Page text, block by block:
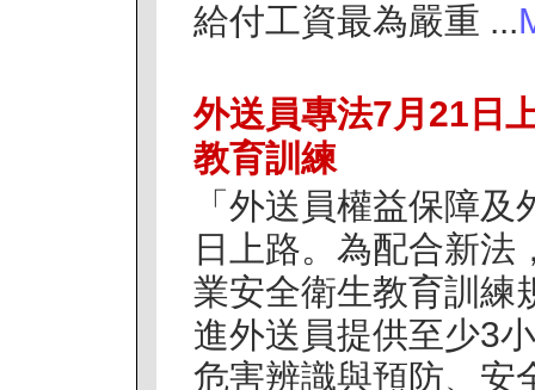
給付工資最為嚴重 ...
外送員專法7月21日
教育訓練
「外送員權益保障
日上路。為配合新法
業安全衛生教育訓練
進外送員提供至少3
危害辨識與預防、安